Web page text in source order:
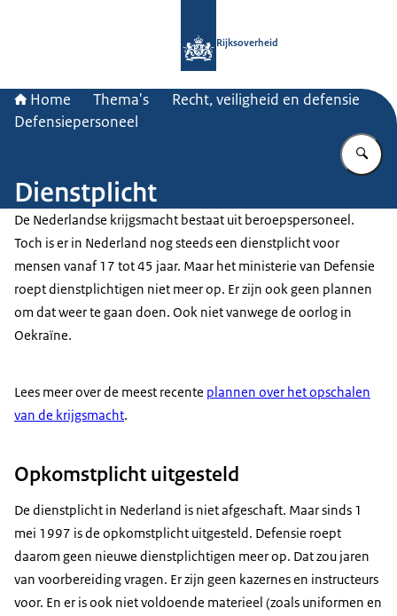
Rijksoverheid
Home Thema's
Recht, veiligheid en defensie
Defensiepersoneel
Dienstplicht
De Nederlandse krijgsmacht bestaat uit beroepspersoneel.
Toch is er in Nederland nog steeds een dienstplicht voor
mensen vanaf 17 tot 45 jaar. Maar het ministerie van Defensie
roept dienstplichtigen niet meer op. Er zijn ook geen plannen
om dat weer te gaan doen. Ook niet vanwege de oorlog in
Oekraïne.
Lees meer over de meest recente plannen over het opschalen
van de krijgsmacht.
Opkomstplicht uitgesteld
De dienstplicht in Nederland is niet afgeschaft. Maar sinds 1
mei 1997 is de opkomstplicht uitgesteld. Defensie roept
daarom geen nieuwe dienstplichtigen meer op. Dat zou jaren
van voorbereiding vragen. Er zijn geen kazernes en instructeurs
voor. En er is ook niet voldoende materieel (zoals uniformen en